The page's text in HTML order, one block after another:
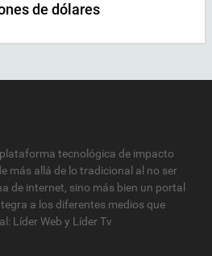
de dólares
tecnológica de impacto
más allá de lo tradicional al no ser
de internet, sino más bien un portal
a los diferentes medios que
Líder Web y Líder Tv